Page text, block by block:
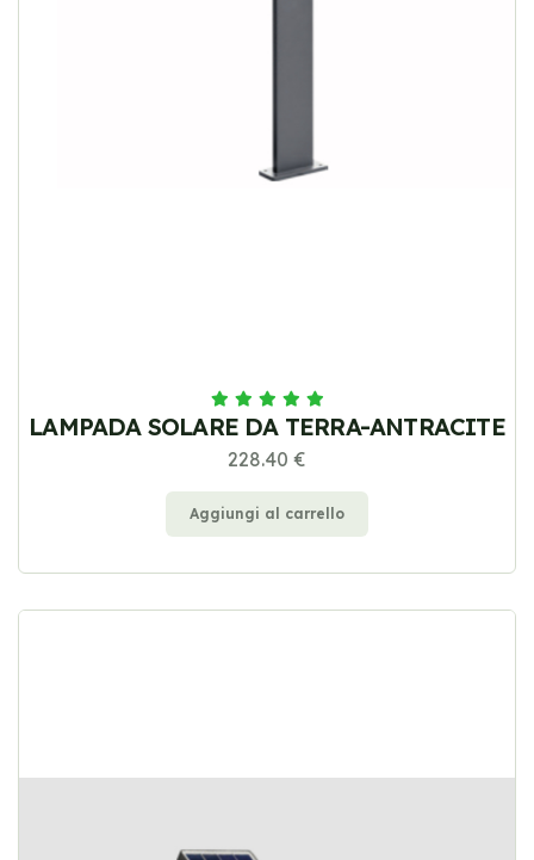
LAMPADA SOLARE DA TERRA-ANTRACITE
228.40 €
Aggiungi al carrello